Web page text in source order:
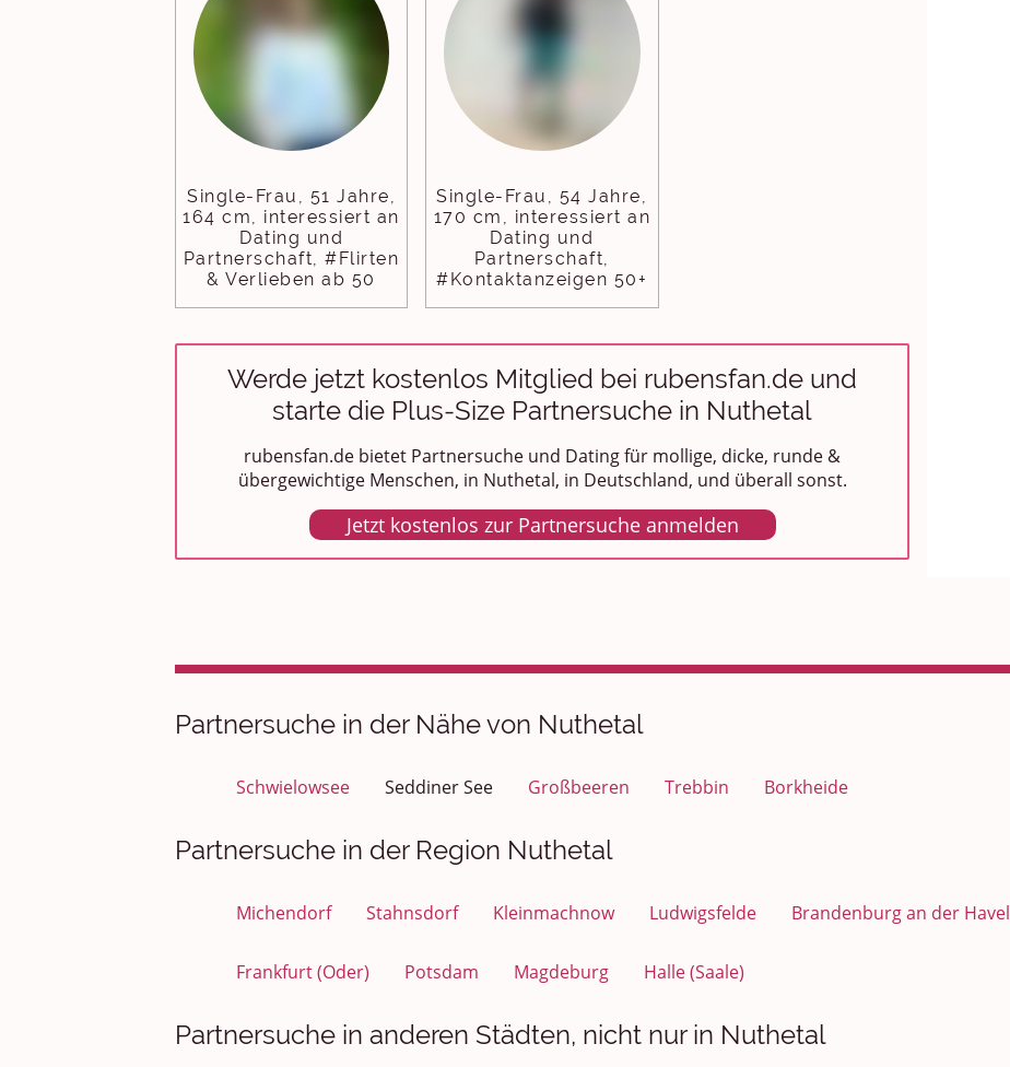
Single-Frau, 51 Jahre,
164 cm, interessiert an
Dating und
Partnerschaft, #Flirten
& Verlieben ab 50
Single-Frau, 54 Jahre,
170 cm, interessiert an
Dating und
Partnerschaft,
#Kontaktanzeigen 50+
Werde jetzt kostenlos Mitglied bei rubensfan.de und
starte die Plus-Size Partnersuche in Nuthetal
rubensfan.de bietet Partnersuche und Dating für mollige, dicke, runde &
übergewichtige Menschen, in Nuthetal, in Deutschland, und überall sonst.
Jetzt kostenlos zur Partnersuche anmelden
Partnersuche in der Nähe von Nuthetal
Schwielowsee Seddiner See Großbeeren Trebbin Borkheide
Partnersuche in der Region Nuthetal
Michendorf Stahnsdorf Kleinmachnow Ludwigsfelde Brandenburg an der Havel
Frankfurt (Oder) Potsdam Magdeburg Halle (Saale)
Partnersuche in anderen Städten, nicht nur in Nuthetal